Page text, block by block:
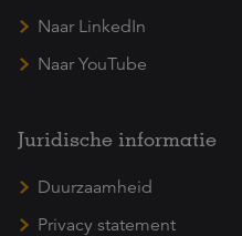
Naar LinkedIn
Naar YouTube
Juridische informatie
Duurzaamheid
Privacy statement